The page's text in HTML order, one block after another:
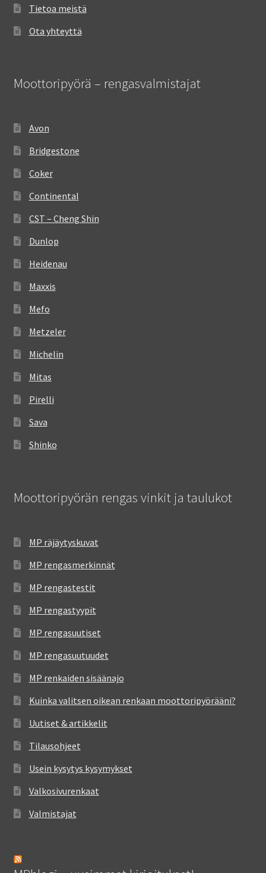
Tietoa meistä
Ota yhteyttä
Moottoripyörä – rengasvalmistajat
Avon
Bridgestone
Coker
Continental
CST – Cheng Shin
Dunlop
Heidenau
Maxxis
Mefo
Metzeler
Michelin
Mitas
Pirelli
Sava
Shinko
Moottoripyörän rengas vinkit ja taulukot
MP räjäytyskuvat
MP rengasmerkinnät
MP rengastestit
MP rengastyypit
MP rengasuutiset
MP rengasuutuudet
MP renkaiden sisäänajo
Kuinka valitsen oikean renkaan moottoripyörääni?
Uutiset & artikkelit
Tilausohjeet
Usein kysytys kysymykset
Valkosivurenkaat
Valmistajat